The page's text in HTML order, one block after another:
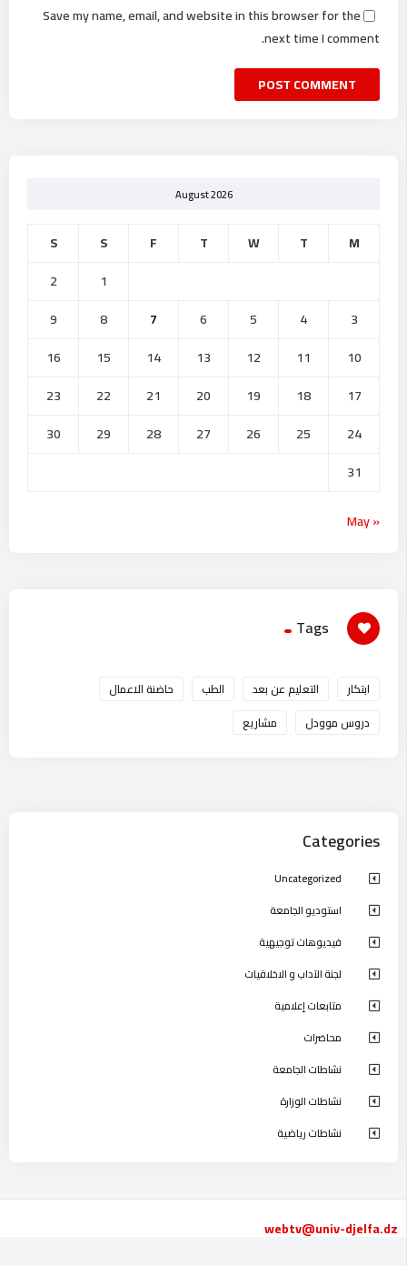
Save my name, email, and website in this browser for the
next time I comment.
August 2026
M
T
W
T
F
S
S
1
2
3
4
5
6
7
8
9
10
11
12
13
14
15
16
17
18
19
20
21
22
23
24
25
26
27
28
29
30
31
« May
Tags
ابتكار التعليم عن بعد الطب
حاضنة الاعمال
دروس موودل
مشاريع
Categories
Uncategorized
استوديو الجامعة
فيديوهات توجيهية
لجنة الآداب و الاخلاقيات
متابعات إعلامية
محاضرات
نشاطات الجامعة
نشاطات الوزارة
نشاطات رياضية
webtv@univ-djelfa.dz